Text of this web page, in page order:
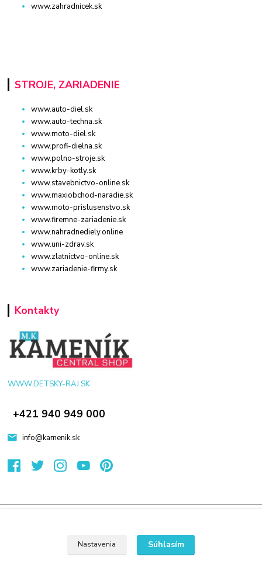
www.zahradnicek.sk
STROJE, ZARIADENIE
www.auto-diel.sk
www.auto-techna.sk
www.moto-diel.sk
www.profi-dielna.sk
www.polno-stroje.sk
www.krby-kotly.sk
www.stavebnictvo-online.sk
www.maxiobchod-naradie.sk
www.moto-prislusenstvo.sk
www.firemne-zariadenie.sk
www.nahradnediely.online
www.uni-zdrav.sk
www.zlatnictvo-online.sk
www.zariadenie-firmy.sk
Kontakty
WWW.DETSKY-RAJ.SK
+421 940 949 000
info@kamenik.sk
Nastavenia
Súhlasím